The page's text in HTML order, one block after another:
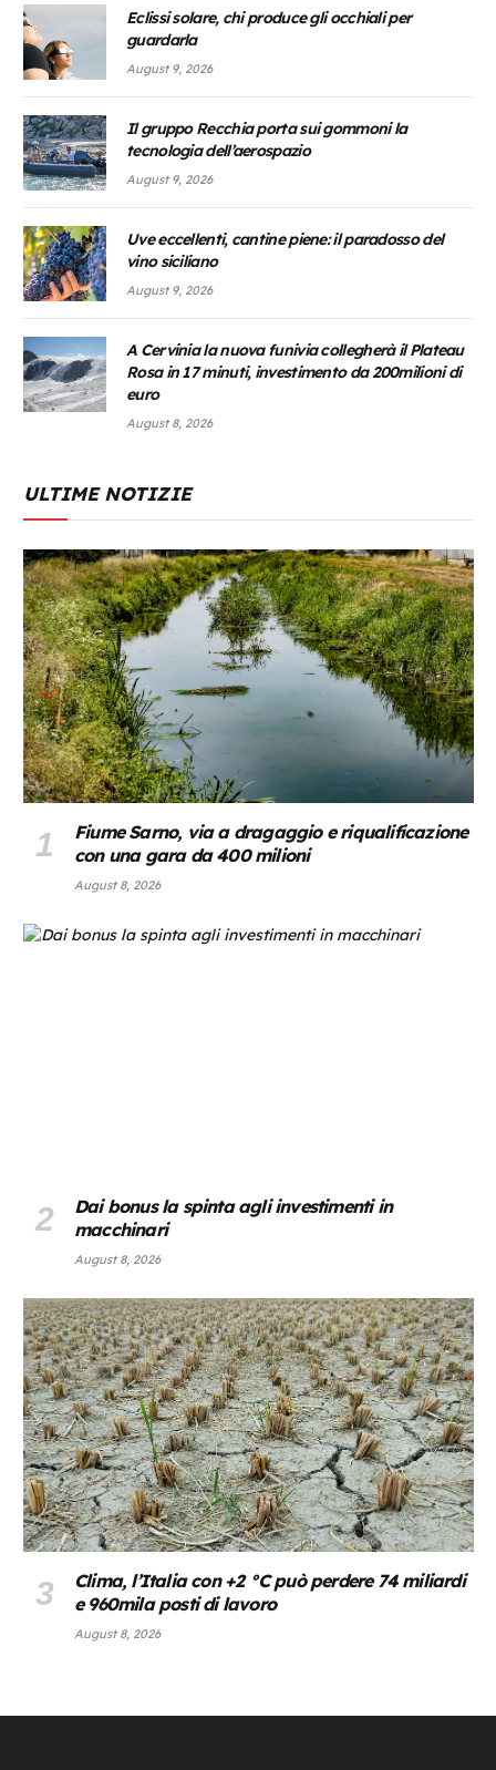
Eclissi solare, chi produce gli occhiali per
guardarla
August 9, 2026
Il gruppo Recchia porta sui gommoni la
tecnologia dell’aerospazio
August 9, 2026
Uve eccellenti, cantine piene: il paradosso del
vino siciliano
August 9, 2026
A Cervinia la nuova funivia collegherà il Plateau
Rosa in 17 minuti, investimento da 200milioni di
euro
August 8, 2026
ULTIME NOTIZIE
Fiume Sarno, via a dragaggio e riqualificazione
con una gara da 400 milioni
August 8, 2026
Dai bonus la spinta agli investimenti in
macchinari
August 8, 2026
Clima, l’Italia con +2 °C può perdere 74 miliardi
e 960mila posti di lavoro
August 8, 2026